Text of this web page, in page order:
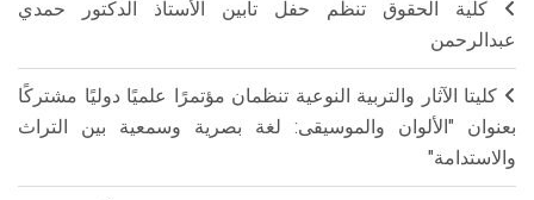
كلية الحقوق تنظم حفل تأبين الأستاذ الدكتور حمدي
عبدالرحمن
كليتا الآثار والتربية النوعية تنظمان مؤتمرًا علميًا دوليًا مشتركًا
بعنوان "الألوان والموسيقى: لغة بصرية وسمعية بين التراث
والاستدامة"